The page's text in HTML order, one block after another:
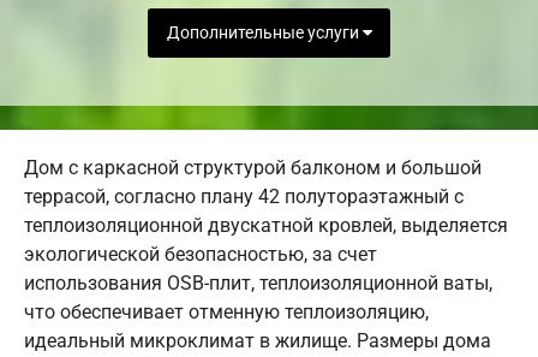
Дополнительные услуги
Дом с каркасной структурой балконом и большой
террасой, согласно плану 42 полутораэтажный с
теплоизоляционной двускатной кровлей, выделяется
экологической безопасностью, за счет
использования OSB-плит, теплоизоляционной ваты,
что обеспечивает отменную теплоизоляцию,
идеальный микроклимат в жилище. Размеры дома